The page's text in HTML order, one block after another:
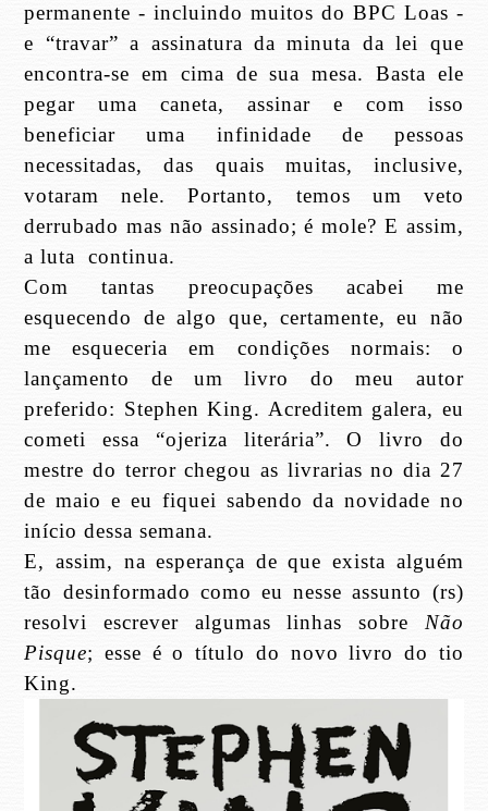
permanente - incluindo muitos do BPC Loas -
e “travar” a assinatura da minuta da lei que
encontra-se em cima de sua mesa. Basta ele
pegar uma caneta, assinar e com isso
beneficiar uma infinidade de pessoas
necessitadas, das quais muitas, inclusive,
votaram nele. Portanto, temos um veto
derrubado mas não assinado; é mole? E assim,
a luta continua.
Com tantas preocupações acabei me
esquecendo de algo que, certamente, eu não
me esqueceria em condições normais: o
lançamento de um livro do meu autor
preferido: Stephen King. Acreditem galera, eu
cometi essa “ojeriza literária”. O livro do
mestre do terror chegou as livrarias no dia 27
de maio e eu fiquei sabendo da novidade no
início dessa semana.
E, assim, na esperança de que exista alguém
tão desinformado como eu nesse assunto (rs)
resolvi escrever algumas linhas sobre Não
Pisque; esse é o título do novo livro do tio
King.